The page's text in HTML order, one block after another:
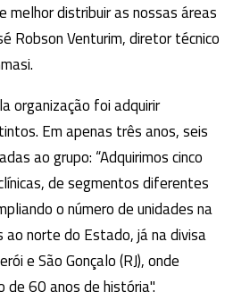
melhor distribuir as nossas áreas
Robson Venturim, diretor técnico
organização foi adquirir
Em apenas três anos, seis
ao grupo: “Adquirimos cinco
de segmentos diferentes
o número de unidades na
ao norte do Estado, já na divisa
e São Gonçalo (RJ), onde
de 60 anos de história".